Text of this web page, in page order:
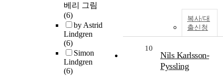
베리 그림
(6)
by Astrid
Lindgren
(6)
Simon
Lindgren
(6)
복사/대
출신청
10
Nils Karlsson-
Pyssling